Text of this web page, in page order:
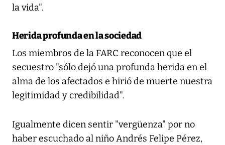
la vida".
Herida profunda en la sociedad
Los miembros de la FARC reconocen que el
secuestro "sólo dejó una profunda herida en el
alma de los afectados e hirió de muerte nuestra
legitimidad y credibilidad".
Igualmente dicen sentir "vergüenza" por no
haber escuchado al niño Andrés Felipe Pérez,